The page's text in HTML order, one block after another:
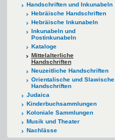
Handschriften und Inkunabeln
Hebräische Handschriften
Hebräische Inkunabeln
Inkunabeln und
Postinkunabeln
Kataloge
Mittelalterliche
Handschriften
Neuzeitliche Handschriften
Orientalische und Slawische
Handschriften
Judaica
Kinderbuchsammlungen
Koloniale Sammlungen
Musik und Theater
Nachlässe